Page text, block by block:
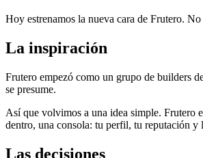
Hoy estrenamos la nueva cara de Frutero.
La inspiración
Frutero empezó como un grupo de builders
se presume.
Así que volvimos a una idea simple. Frutero
dentro, una consola: tu perfil, tu reputación y
Las decisiones